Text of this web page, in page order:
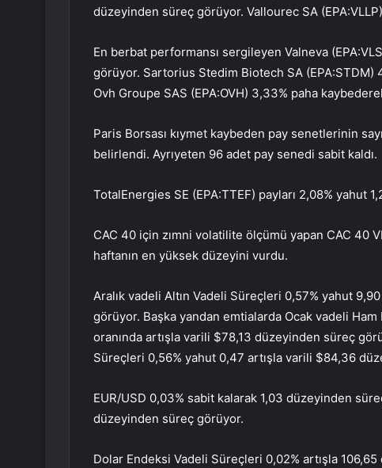
düzeyinden süreç görüyor. Vallourec SA (EPA:VLLP
En berbat performansı sergileyen Valneva (EPA:VLS
görüyor. Sartorius Stedim Biotech SA (EPA:STDM)
Ovh Groupe SAS (EPA:OVH) 3,33% paha
Paris Borsası kıymet kaybeden pay senetlerinin
belirlendi. Ayrıyeten 96 adet pay senedi sabit kaldı.
TotalEnergies SE (EPA:TTEF) payları 2,08% yahut
CAC 40 için zımni volatilite ölçümü yapan CAC 40
haftanın en yüksek düzeyini vurdu.
Aralık vadeli Altın Vadeli Süreçleri 0,57% yahut
görüyor. Başka yandan emtialarda Ocak vadeli
oranında artışla varili $78,13 düzeyinden süreç
Süreçleri 0,56% yahut 0,47 artışla varili $84,36
EUR/USD 0,03% sabit kalarak 1,03 düzeyinden
düzeyinden süreç görüyor.
Dolar Endeksi Vadeli Süreçleri 0,02% artışla